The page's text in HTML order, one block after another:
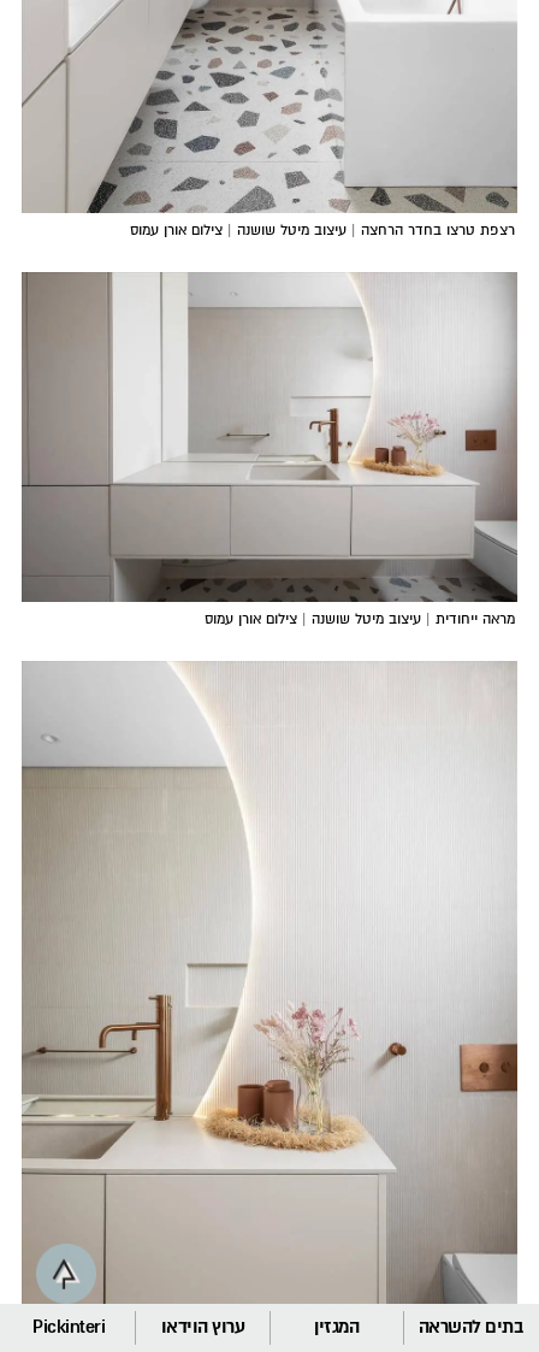
רצפת טרצו בחדר הרחצה | עיצוב מיטל שושנה | צילום אורן עמוס
מראה ייחודית | עיצוב מיטל שושנה | צילום אורן עמוס
בתים להשראה המגזין ערוץ הוידאו Pickinteri